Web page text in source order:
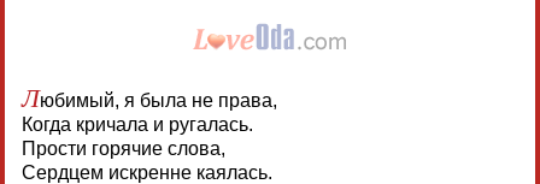
Любимый, я была не права,
Когда кричала и ругалась.
Прости горячие слова,
Сердцем искренне каялась.